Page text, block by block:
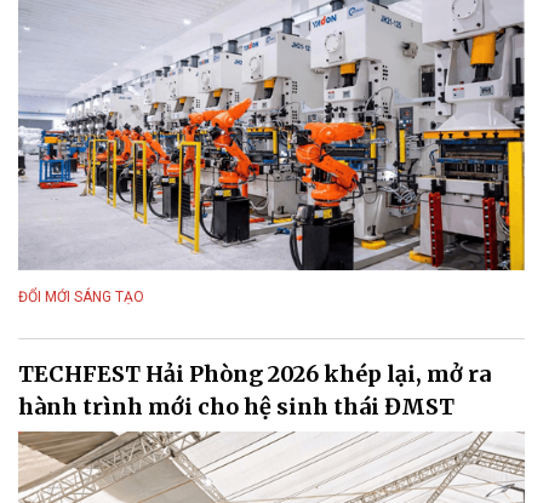
ĐỔI MỚI SÁNG TẠO
TECHFEST Hải Phòng 2026 khép lại, mở ra
hành trình mới cho hệ sinh thái ĐMST